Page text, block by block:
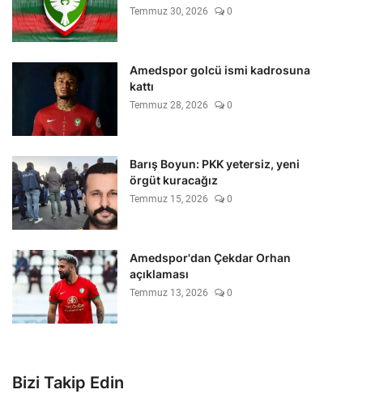
Temmuz 30, 2026 0
Amedspor golcü ismi kadrosuna
kattı
Temmuz 28, 2026 0
Barış Boyun: PKK yetersiz, yeni
örgüt kuracağız
Temmuz 15, 2026 0
Amedspor'dan Çekdar Orhan
açıklaması
Temmuz 13, 2026 0
Bizi Takip Edin